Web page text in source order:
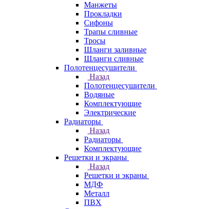
Манжеты
Прокладки
Сифоны
Трапы сливные
Тросы
Шланги заливные
Шланги сливные
Полотенцесушители
Назад
Полотенцесушители
Водяные
Комплектующие
Электрические
Радиаторы
Назад
Радиаторы
Комплектующие
Решетки и экраны
Назад
Решетки и экраны
МДФ
Металл
ПВХ